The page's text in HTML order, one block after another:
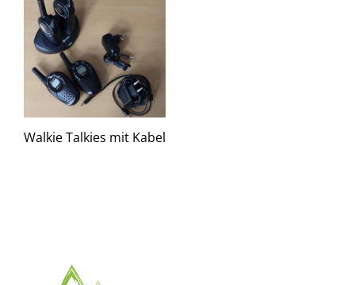
Walkie Talkies mit Kabel